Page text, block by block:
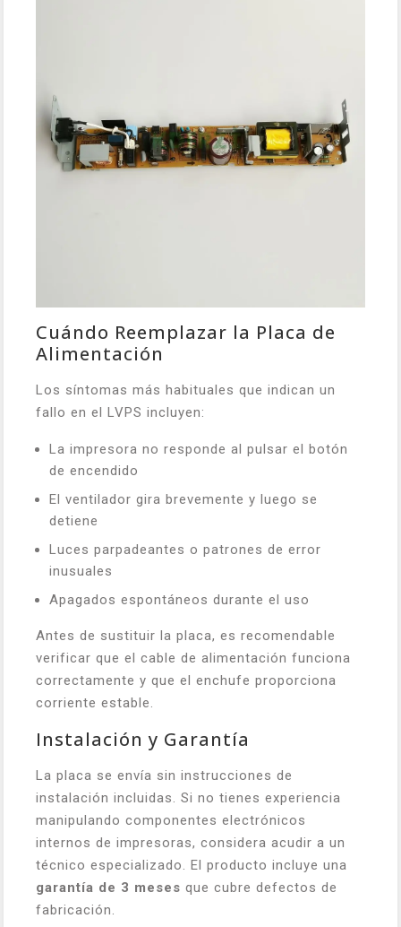
Cuándo Reemplazar la Placa de
Alimentación
Los síntomas más habituales que indican un
fallo en el LVPS incluyen:
La impresora no responde al pulsar el botón
de encendido
El ventilador gira brevemente y luego se
detiene
Luces parpadeantes o patrones de error
inusuales
Apagados espontáneos durante el uso
Antes de sustituir la placa, es recomendable
verificar que el cable de alimentación funciona
correctamente y que el enchufe proporciona
corriente estable.
Instalación y Garantía
La placa se envía sin instrucciones de
instalación incluidas. Si no tienes experiencia
manipulando componentes electrónicos
internos de impresoras, considera acudir a un
técnico especializado. El producto incluye una
garantía de 3 meses que cubre defectos de
fabricación.